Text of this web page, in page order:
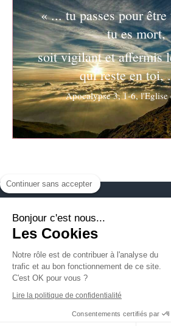
« ... tu passes pour
tu es mort,
soit vigilant et affermis
qui reste en
Apocalypse 3, 1-6, l'Eglise
Plan du site
©2026 - Bastien Seigneur et
Liberté - responsabilité -
Continuer sans accepter
Bonjour c'est nous...
Les Cookies
Notre rôle est de contribuer à l'analyse du
trafic et au bon fonctionnement de ce site.
C'est OK pour vous ?
Lire la politique de confidentialité
Consentements certifiés par